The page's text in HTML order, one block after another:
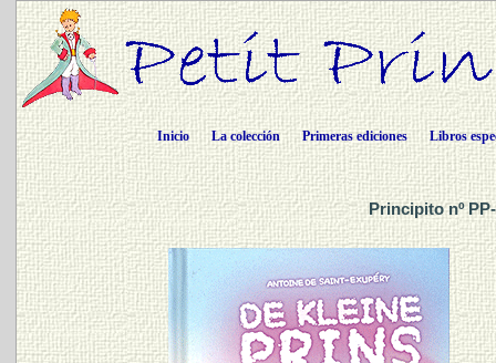
Inicio La colección Primeras ediciones Libros
Principito nº